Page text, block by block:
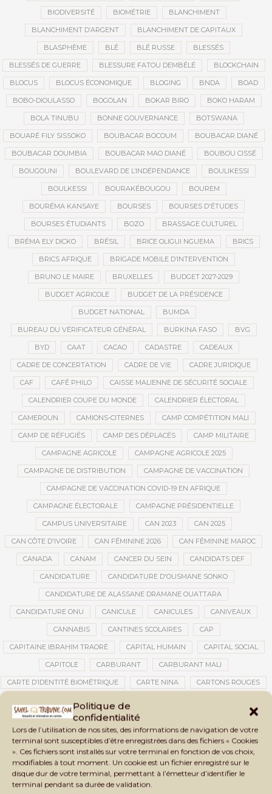
Politique de
confidentialité
Lors de l’utilisation de nos sites, des informations de navigation de votre
terminal sont susceptibles d’être enregistrées dans des fichiers « Cookies
». Ces fichiers sont installés sur votre terminal en fonction de vos choix,
modifiables à tout moment. Un cookie est un fichier enregistré sur le
disque dur de votre terminal, permettant à l’émetteur d’identifier le
terminal pendant sa durée de validation.
BIODIVERSITÉ BIOMÉTRIE BLANCHIMENT
BLANCHIMENT D’ARGENT BLANCHIMENT DE CAPITAUX
BLASPHÈME BLÉ BLÉ RUSSE BLESSÉS
BLESSÉS DE GUERRE BLESSURE FATOU DEMBÉLÉ BLOCKCHAIN
BLOCUS BLOCUS ÉCONOMIQUE BLOGING BNDA BOAD
BOBO-DIOULASSO BOGOLAN BOKAR BIRO BOKO HARAM
BOLA TINUBU BONNE GOUVERNANCE BOTSWANA
BOUARÉ FILY SISSOKO BOUBACAR BOCOUM BOUBACAR DIANÉ
BOUBACAR DOUMBIA BOUBACAR MAO DIANÉ BOUBOU CISSÉ
BOUGOUNI BOULEVARD DE L’INDÉPENDANCE BOULIKESSI
BOULKESSI BOURAKÉBOUGOU BOUREM
BOURÉMA KANSAYE BOURSES BOURSES D'ÉTUDES
BOURSES ÉTUDIANTS BOZO BRASSAGE CULTUREL
BRÉMA ELY DICKO BRÉSIL BRICE OLIGUI NGUEMA BRICS
BRICS AFRIQUE BRIGADE MOBILE D’INTERVENTION
BRUNO LE MAIRE BRUXELLES BUDGET 2027-2029
BUDGET AGRICOLE BUDGET DE LA PRÉSIDENCE
BUDGET NATIONAL BUMDA
BUREAU DU VÉRIFICATEUR GÉNÉRAL BURKINA FASO BVG
BYD CAAT CACAO CADASTRE CADEAUX
CADRE DE CONCERTATION CADRE DE VIE CADRE JURIDIQUE
CAF CAFÉ PHILO CAISSE MALIENNE DE SÉCURITÉ SOCIALE
CALENDRIER COUPE DU MONDE CALENDRIER ÉLECTORAL
CAMEROUN CAMIONS-CITERNES CAMP COMPÉTITION MALI
CAMP DE RÉFUGIÉS CAMP DES DÉPLACÉS CAMP MILITAIRE
CAMPAGNE AGRICOLE CAMPAGNE AGRICOLE 2025
CAMPAGNE DE DISTRIBUTION CAMPAGNE DE VACCINATION
CAMPAGNE DE VACCINATION COVID-19 EN AFRIQUE
CAMPAGNE ÉLECTORALE CAMPAGNE PRÉSIDENTIELLE
CAMPUS UNIVERSITAIRE CAN 2023 CAN 2025
CAN CÔTE D'IVOIRE CAN FÉMININE 2026 CAN FÉMININE MAROC
CANADA CANAM CANCER DU SEIN CANDIDATS DEF
CANDIDATURE CANDIDATURE D'OUSMANE SONKO
CANDIDATURE DE ALASSANE DRAMANE OUATTARA
CANDIDATURE ONU CANICULE CANICULES CANIVEAUX
CANNABIS CANTINES SCOLAIRES CAP
CAPITAINE IBRAHIM TRAORÉ CAPITAL HUMAIN CAPITAL SOCIAL
CAPITOLE CARBURANT CARBURANT MALI
CARTE D’IDENTITÉ BIOMÉTRIQUE CARTE NINA CARTONS ROUGES
CATASTROPHES CLIMATIQUES
CAUTION 10 000 DOLLARS CAUTION DE VISA CDAT CECOGEC
CÉDÉAO CEDEAO CEI CÉLÉBRATION NATIONALE CEMAC
CEMAPI CEN-SNESUP CENOU CENSURE
CENTRAFRIQUE CENTRALE SOLAIRE